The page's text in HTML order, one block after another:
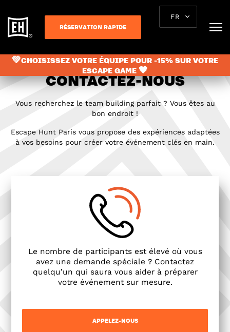
RÉSERVATION RAPIDE
FR
💚CHOISISSEZ VOTRE ÉQUIPE POUR -15% SUR VOTRE
ESCAPE GAME 🖤
CONTACTEZ-NOUS
Vous recherchez le team building parfait ? Vous êtes au
bon endroit !
Escape Hunt Paris vous propose des expériences adaptées
à vos besoins pour créer votre événement clés en main.
Le nombre de participants est élevé où vous
avez une demande spéciale ? Contactez
quelqu’un qui saura vous aider à préparer
votre événement sur mesure.
APPELEZ-NOUS